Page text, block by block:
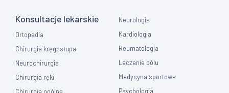
Konsultacje lekarskie
Ortopedia
Chirurgia kręgosłupa
Neurochirurgia
Chirurgia ręki
Chirurgia ogólna
Neurologia
Kardiologia
Reumatologia
Leczenie bólu
Medycyna sportowa
Psychologia